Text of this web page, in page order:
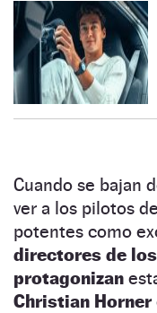
Cuando se bajan
ver a los pilotos
potentes como
directores de
protagonizan
Christian Horner